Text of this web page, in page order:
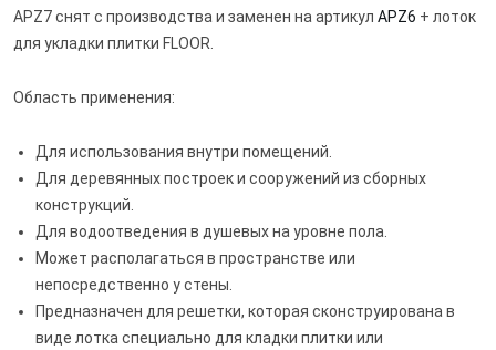
APZ7 снят с производства и заменен на артикул APZ6 + лоток
для укладки плитки FLOOR.
Область применения:
Для использования внутри помещений.
Для деревянных построек и сооружений из сборных
конструкций.
Для водоотведения в душевых на уровне пола.
Может располагаться в пространстве или
непосредственно у стены.
Предназначен для решетки, которая сконструирована в
виде лотка специально для кладки плитки или